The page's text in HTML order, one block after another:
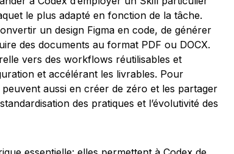
le plus adapté en fonction de la tâche.
un design Figma en code, de générer
des documents au format PDF ou DOCX.
vers des workflows réutilisables et
et accélérant les livrables. Pour
aussi en créer de zéro et les partager
des pratiques et l’évolutivité des